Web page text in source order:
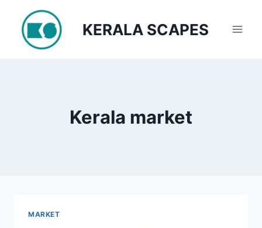
content
KERALA SCAPES
Kerala market
MARKET